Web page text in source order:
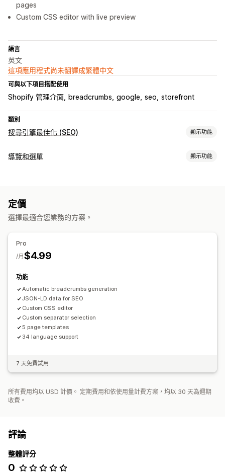
pages
Custom CSS editor with live preview
語言
英文
這項應用程式尚未翻譯成繁體中文
可與以下項目搭配使用
Shopify 管理介面 breadcrumbs google seo storefront
類別
搜尋引擎最佳化 (SEO) 顯示功能
搜尋引擎最佳化 (SEO) 工具
導覽和選單 顯示功能
定價
選擇最適合您業務的方案。
Pro
$4.99
/月
功能
Automatic breadcrumbs generation
JSON-LD data for SEO
Custom CSS editor
Custom separator selection
5 page templates
34 language support
7 天免費試用
所有費用均以 USD 計價。 定期費用和依使用量計費方案，均以 30 天為週期
收費。
評論
整體評分
0